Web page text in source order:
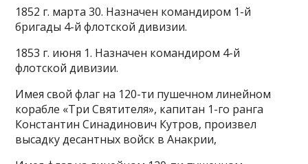
1852 г. марта 30. Назначен командиром 1-й
бригады 4-й флотской дивизии.
1853 г. июня 1. Назначен командиром 4-й
флотской дивизии.
Имея свой флаг на 120-ти пушечном линейном
корабле «Три Святителя», капитан 1-го ранга
Константин Синадинович Кутров, произвел
высадку десантных войск в Анакрии,